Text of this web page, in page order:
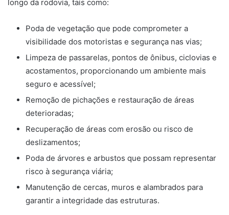
longo da rodovia, tais como:
Poda de vegetação que pode comprometer a
visibilidade dos motoristas e segurança nas vias;
Limpeza de passarelas, pontos de ônibus, ciclovias e
acostamentos, proporcionando um ambiente mais
seguro e acessível;
Remoção de pichações e restauração de áreas
deterioradas;
Recuperação de áreas com erosão ou risco de
deslizamentos;
Poda de árvores e arbustos que possam representar
risco à segurança viária;
Manutenção de cercas, muros e alambrados para
garantir a integridade das estruturas.